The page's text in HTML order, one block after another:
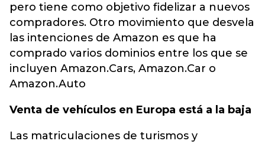
pero tiene como objetivo fidelizar a nuevos
compradores. Otro movimiento que desvela
las intenciones de Amazon es que ha
comprado varios dominios entre los que se
incluyen Amazon.Cars, Amazon.Car o
Amazon.Auto
Venta de vehículos en Europa está a la baja
Las matriculaciones de turismos y